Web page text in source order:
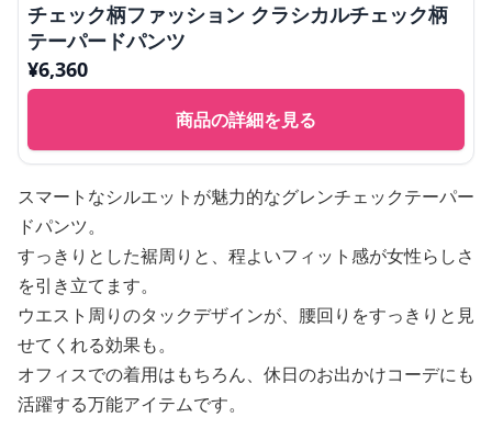
チェック柄ファッション クラシカルチェック柄
テーパードパンツ
¥6,360
商品の詳細を見る
スマートなシルエットが魅力的なグレンチェックテーパー
ドパンツ。
すっきりとした裾周りと、程よいフィット感が女性らしさ
を引き立てます。
ウエスト周りのタックデザインが、腰回りをすっきりと見
せてくれる効果も。
オフィスでの着用はもちろん、休日のお出かけコーデにも
活躍する万能アイテムです。